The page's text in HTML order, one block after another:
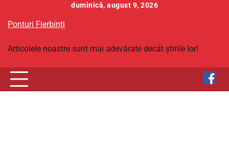
content
duminică, august 9, 2026
Ponturi Fierbinți
Articolele noastre sunt mai adevărate decât știrile lor!